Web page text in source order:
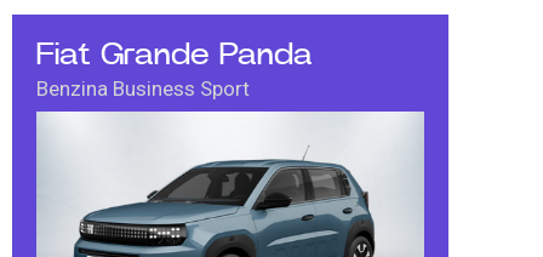
Fiat Grande Panda
Benzina Business Sport